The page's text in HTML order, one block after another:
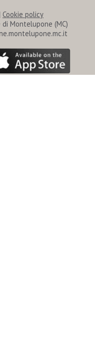
Cookie policy
di Montelupone (MC)